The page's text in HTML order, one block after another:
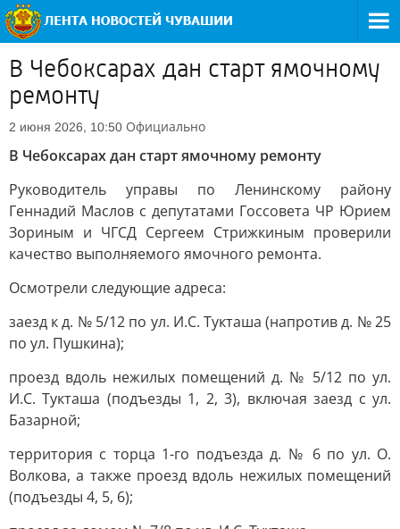
В Чебоксарах дан старт ямочному
ремонту
2 июня 2026, 10:50 Официально
В Чебоксарах дан старт ямочному ремонту
Руководитель управы по Ленинскому району
Геннадий Маслов с депутатами Госсовета ЧР Юрием
Зориным и ЧГСД Сергеем Стрижкиным проверили
качество выполняемого ямочного ремонта.
Осмотрели следующие адреса:
заезд к д. № 5/12 по ул. И.С. Тукташа (напротив д. № 25
по ул. Пушкина);
проезд вдоль нежилых помещений д. № 5/12 по ул.
И.С. Тукташа (подъезды 1, 2, 3), включая заезд с ул.
Базарной;
территория с торца 1-го подъезда д. № 6 по ул. О.
Волкова, а также проезд вдоль нежилых помещений
(подъезды 4, 5, 6);